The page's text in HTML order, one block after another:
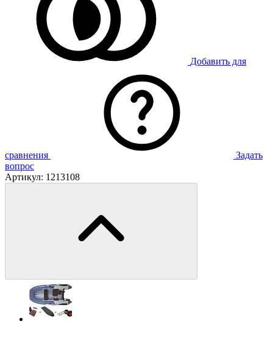
Добавить для
сравнения
Задать
вопрос
Артикул: 1213108